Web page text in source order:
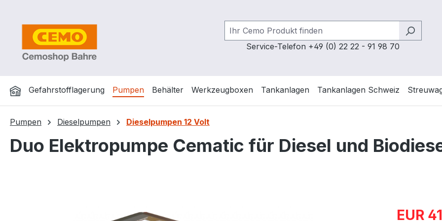
Service-Telefon +49 (0) 22 22 - 91 98 70
Gefahrstofflagerung Pumpen Behälter Werkzeugboxen Tankanlagen Tankanlagen Schweiz
Pumpen Dieselpumpen Dieselpumpen 12 Volt
Duo Elektropumpe Cematic für Diesel und
EUR